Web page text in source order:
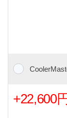
+22,600円